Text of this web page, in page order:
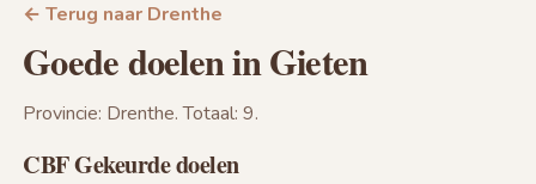
← Terug naar Drenthe
Goede doelen in Gieten
Provincie: Drenthe. Totaal: 9.
CBF Gekeurde doelen